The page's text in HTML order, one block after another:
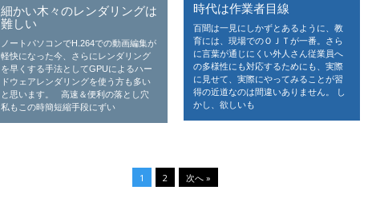
時代は作業者目線
百聞は一見にしかずとあるように、教
育には、現場でのＯＪＴが一番。さら
に言葉が通じにくい外人さん従業員へ
の多様性にも対応するためにも、実際
に見せて、実際にやってみることが習
得の近道なのは間違いありません。 し
かし、欲しいも
細かい木々のレンダリングは
難しい
ノートパソコンでH.264での動画編集が
軽快になった今、さらにレンダリング
を早くする手法としてGPUによるハー
ドウェアレンダリングを使う方も多い
と思います。 高速＆便利の落とし穴
私もこの時簡短縮手段にずい
1 2 次へ »